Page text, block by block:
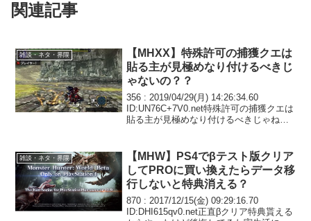
関連記事
雑談・ネタ・界隈
【MHXX】特殊許可の捕獲クエは
貼る主が見極めなり付けるべきじ
ゃないの？？
356 : 2019/04/29(月) 14:26:34.60
ID:UN76C+7V0.net特殊許可の捕獲クエは
貼る主が見極めなり付けるべきじゃねえ
雑談・ネタ・界隈
【MHW】PS4でβテスト版クリア
してPROに買い換えたらデータ移
行しないと特典消える？
870 : 2017/12/15(金) 09:29:16.70
ID:DHI615qv0.net正直βクリア特典貰える